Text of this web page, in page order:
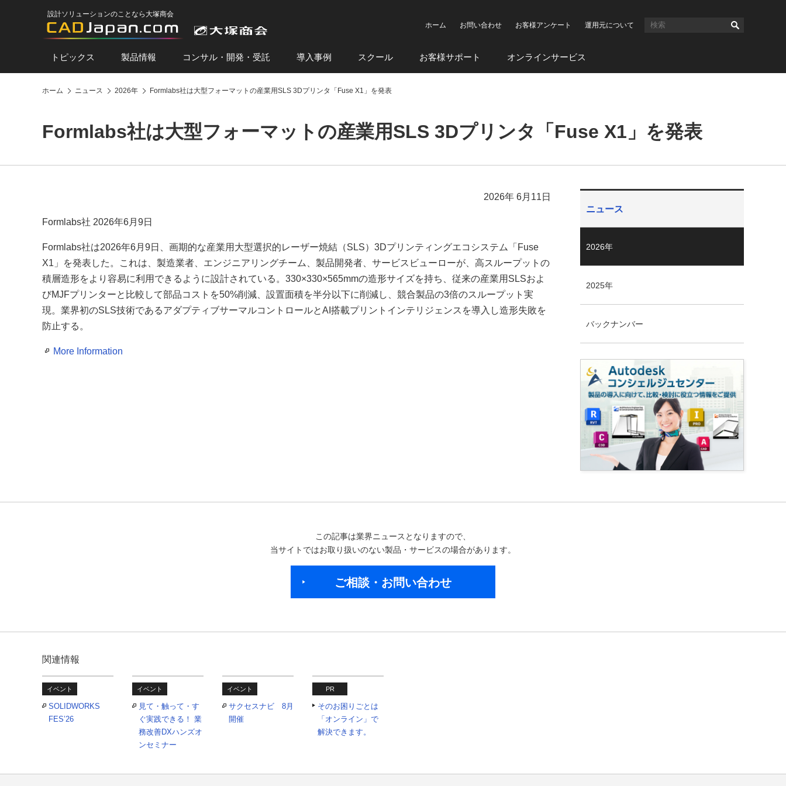
設計ソリューションのことなら大塚商会
ホーム
お問い合わせ お客様アンケート 運用元について
トピックス 製品情報 コンサル・開発・受託 導入事例 スクール お客様サポート オンラインサービス
ホーム ニュース 2026年 Formlabs社は大型フォーマットの産業用SLS 3Dプリンタ「Fuse X1」を発表
Formlabs社は大型フォーマットの産業用SLS 3Dプリンタ「Fuse X1」を発表
2026年 6月11日
Formlabs社 2026年6月9日
Formlabs社は2026年6月9日、画期的な産業用大型選択的レーザー焼結（SLS）3Dプリンティングエコシステム「Fuse
X1」を発表した。これは、製造業者、エンジニアリングチーム、製品開発者、サービスビューローが、高スループットの
積層造形をより容易に利用できるように設計されている。330×330×565mmの造形サイズを持ち、従来の産業用SLSおよ
びMJFプリンターと比較して部品コストを50%削減、設置面積を半分以下に削減し、競合製品の3倍のスループット実
現。業界初のSLS技術であるアダプティブサーマルコントロールとAI搭載プリントインテリジェンスを導入し造形失敗を
防止する。
More Information
この記事は業界ニュースとなりますので、
当サイトではお取り扱いのない製品・サービスの場合があります。
ご相談・お問い合わせ
関連情報
イベント
SOLIDWORKS
FES’26
イベント
見て・触って・す
ぐ実践できる！ 業
務改善DXハンズオ
ンセミナー
イベント
サクセスナビ 8月
開催
PR
そのお困りごとは
「オンライン」で
解決できます。
ニュース
2026年
2025年
バックナンバー